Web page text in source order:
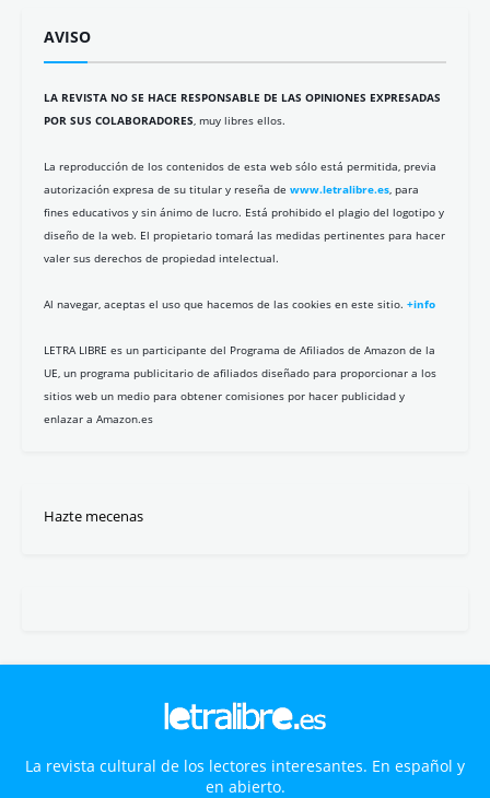
AVISO
LA REVISTA NO SE HACE RESPONSABLE DE LAS OPINIONES EXPRESADAS
POR SUS COLABORADORES, muy libres ellos.
La reproducción de los contenidos de esta web sólo está permitida, previa
autorización expresa de su titular y reseña de www.letralibre.es, para
fines educativos y sin ánimo de lucro. Está prohibido el plagio del logotipo y
diseño de la web. El propietario tomará las medidas pertinentes para hacer
valer sus derechos de propiedad intelectual.
Al navegar, aceptas el uso que hacemos de las cookies en este sitio. +info
LETRA LIBRE es un participante del Programa de Afiliados de Amazon de la
UE, un programa publicitario de afiliados diseñado para proporcionar a los
sitios web un medio para obtener comisiones por hacer publicidad y
enlazar a Amazon.es
Hazte mecenas
La revista cultural de los lectores interesantes. En español y
en abierto.